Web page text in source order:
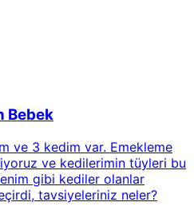
Bebek
ve 3 kedim var. Emekleme
ve kedilerimin tüyleri bu
gibi kediler olanlar
tavsiyeleriniz neler?